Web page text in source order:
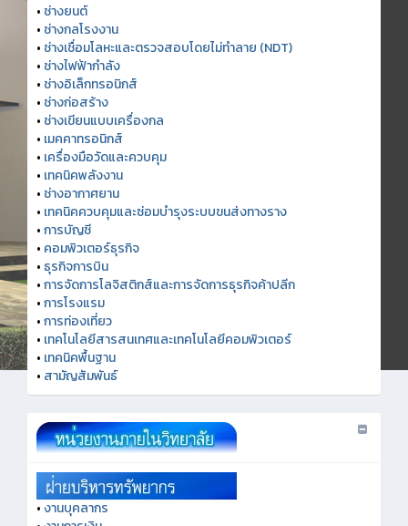
• ช่างยนต์
• ช่างกลโรงงาน
• ช่างเชื่อมโลหะและตรวจสอบโดยไม่ทำลาย (NDT)
• ช่างไฟฟ้ากำลัง
• ช่างอิเล็กทรอนิกส์
• ช่างก่อสร้าง
• ช่างเขียนแบบเครื่องกล
• เมคคาทรอนิกส์
• เครื่องมือวัดและควบคุม
• เทคนิคพลังงาน
• ช่างอากาศยาน
• เทคนิคควบคุมและซ่อมบำรุงระบบขนส่งทางราง
•การบัญชี
• คอมพิวเตอร์ธุรกิจ
• ธุรกิจการบิน
•การจัดการโลจิสติกส์และการจัดการธุรกิจค้าปลีก
•การโรงแรม
•การท่องเที่ยว
• เทคโนโลยีสารสนเทศและเทคโนโลยีคอมพิวเตอร์
• เทคนิคพื้นฐาน
• สามัญสัมพันธ์
•งานบุคลากร